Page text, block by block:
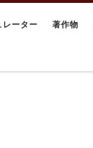
レーター 著作物